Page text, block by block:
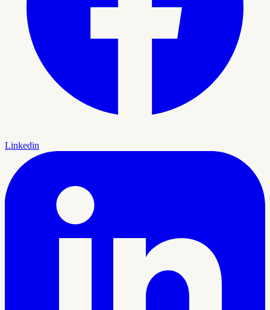
Linkedin